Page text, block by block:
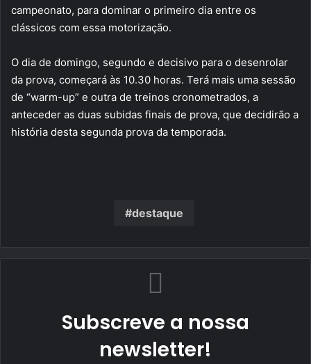
campeonato, para dominar o primeiro dia entre os
clássicos com essa motorização.
O dia de domingo, segundo e decisivo para o desenrolar
da prova, começará às 10.30 horas. Terá mais uma sessão
de “warm-up” e outra de treinos cronometrados, a
anteceder as duas subidas finais de prova, que decidirão a
história desta segunda prova da temporada.
destaque
Subscreve a nossa
newsletter!